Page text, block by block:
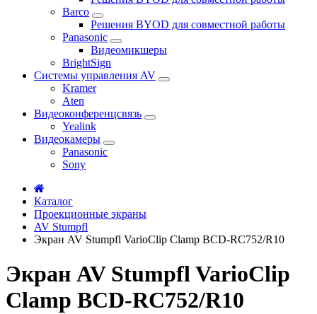
Barco
Решения BYOD для совместной работы
Panasonic
Видеомикшеры
BrightSign
Системы управления AV
Kramer
Aten
Видеоконференцсвязь
Yealink
Видеокамеры
Panasonic
Sony
Каталог
Проекционные экраны
AV Stumpfl
Экран AV Stumpfl VarioClip Clamp BCD-RC752/R10
Экран AV Stumpfl VarioClip
Clamp BCD-RC752/R10